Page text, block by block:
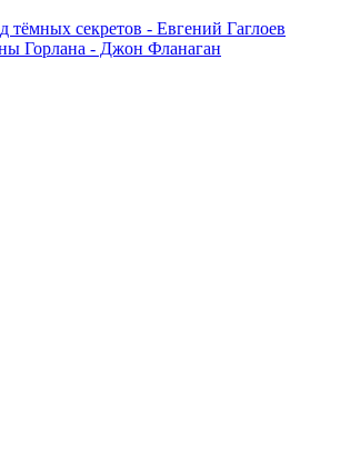
тёмных секретов - Евгений Гаглоев
Горлана - Джон Фланаган